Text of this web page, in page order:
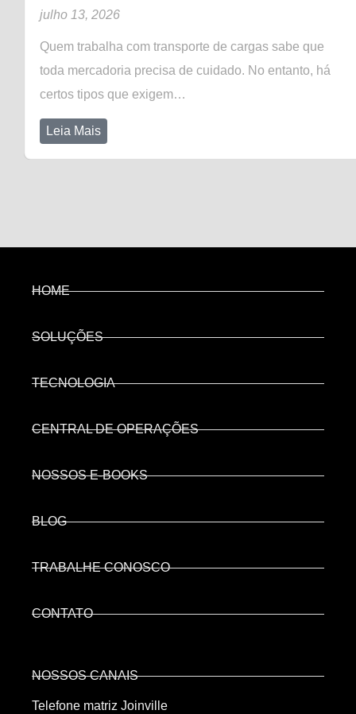
julho 13, 2026
Quem trabalha com transporte de cargas sabe que
toda mercadoria precisa de cuidado. No entanto, há
certos tipos que exigem…
Leia Mais
HOME
SOLUÇÕES
TECNOLOGIA
CENTRAL DE OPERAÇÕES
NOSSOS E-BOOKS
BLOG
TRABALHE CONOSCO
CONTATO
NOSSOS CANAIS
Telefone matriz Joinville